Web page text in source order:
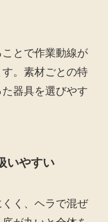
とで作業動線が
。素材ごとの特
器具を選びやす
いやすい
く、ヘラで混ぜ